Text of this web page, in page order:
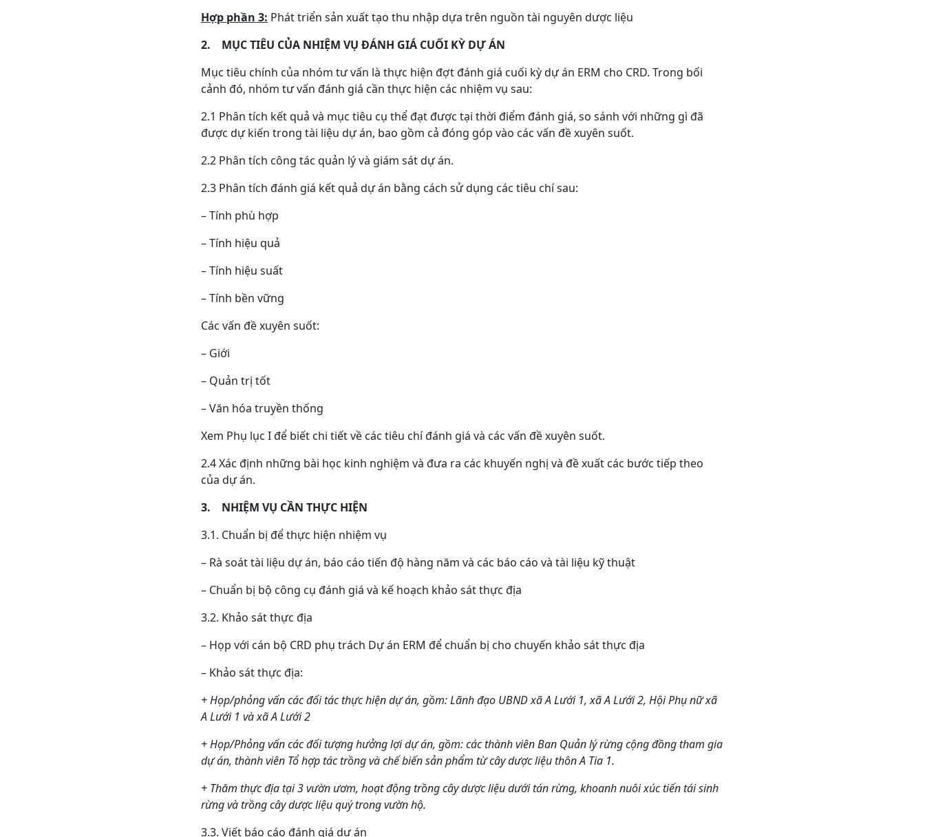
Hợp phần 3: Phát triển sản xuất tạo thu nhập dựa trên nguồn tài nguyên dược liệu
2. MỤC TIÊU CỦA NHIỆM VỤ ĐÁNH GIÁ CUỐI KỲ DỰ ÁN
Mục tiêu chính của nhóm tư vấn là thực hiện đợt đánh giá cuối kỳ dự án ERM cho CRD. Trong bối
cảnh đó, nhóm tư vấn đánh giá cần thực hiện các nhiệm vụ sau:
2.1 Phân tích kết quả và mục tiêu cụ thể đạt được tại thời điểm đánh giá, so sánh với những gì đã
được dự kiến ​​trong tài liệu dự án, bao gồm cả đóng góp vào các vấn đề xuyên suốt.
2.2 Phân tích công tác quản lý và giám sát dự án.
2.3 Phân tích đánh giá kết quả dự án bằng cách sử dụng các tiêu chí sau:
– Tính phù hợp
– Tính hiệu quả
– Tính hiệu suất
– Tính bền vững
Các vấn đề xuyên suốt:
– Giới
– Quản trị tốt
– Văn hóa truyền thống
Xem Phụ lục I để biết chi tiết về các tiêu chí đánh giá và các vấn đề xuyên suốt.
2.4 Xác định những bài học kinh nghiệm và đưa ra các khuyến nghị và đề xuất các bước tiếp theo
của dự án.
3. NHIỆM VỤ CẦN THỰC HIỆN
3.1. Chuẩn bị để thực hiện nhiệm vụ
– Rà soát tài liệu dự án, báo cáo tiến độ hàng năm và các báo cáo và tài liệu kỹ thuật
– Chuẩn bị bộ công cụ đánh giá và kế hoạch khảo sát thực địa
3.2. Khảo sát thực địa
– Họp với cán bộ CRD phụ trách Dự án ERM để chuẩn bị cho chuyến khảo sát thực địa
– Khảo sát thực địa:
+ Họp/phỏng vấn các đối tác thực hiện dự án, gồm: Lãnh đạo UBND xã A Lưới 1, xã A Lưới 2, Hội Phụ nữ xã
A Lưới 1 và xã A Lưới 2
+ Họp/Phỏng vấn các đối tượng hưởng lợi dự án, gồm: các thành viên Ban Quản lý rừng cộng đồng tham gia
dự án, thành viên Tổ hợp tác trồng và chế biến sản phẩm từ cây dược liệu thôn A Tia 1.
+ Thăm thực địa tại 3 vườn ươm, hoạt động trồng cây dược liệu dưới tán rừng, khoanh nuôi xúc tiến tái sinh
rừng và trồng cây dược liệu quý trong vườn hộ.
3.3. Viết báo cáo đánh giá dự án